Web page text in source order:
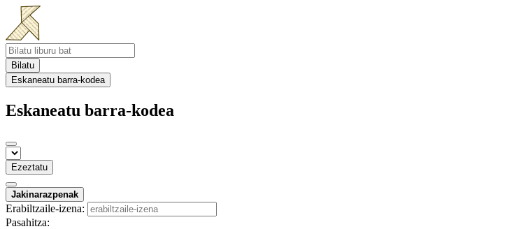
Bilatu
Eskaneatu barra-kodea
Eskaneatu barra-kodea
Ezeztatu
Jakinarazpenak
Erabiltzaile-izena:
Pasahitza: